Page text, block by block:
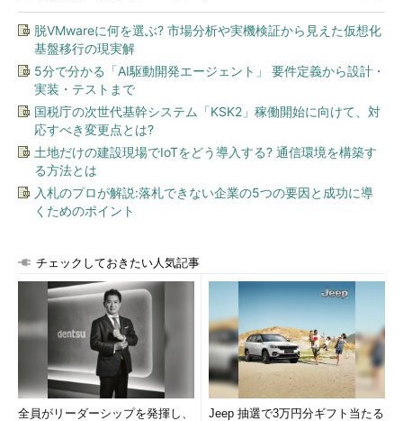
脱VMwareに何を選ぶ? 市場分析や実機検証から見えた仮想化
基盤移行の現実解
5分で分かる「AI駆動開発エージェント」 要件定義から設計・
実装・テストまで
国税庁の次世代基幹システム「KSK2」稼働開始に向けて、対
応すべき変更点とは?
土地だけの建設現場でIoTをどう導入する? 通信環境を構築す
る方法とは
入札のプロが解説:落札できない企業の5つの要因と成功に導
くためのポイント
チェックしておきたい人気記事
全員がリーダーシップを発揮し、
Jeep 抽選で3万円分ギフト当たる